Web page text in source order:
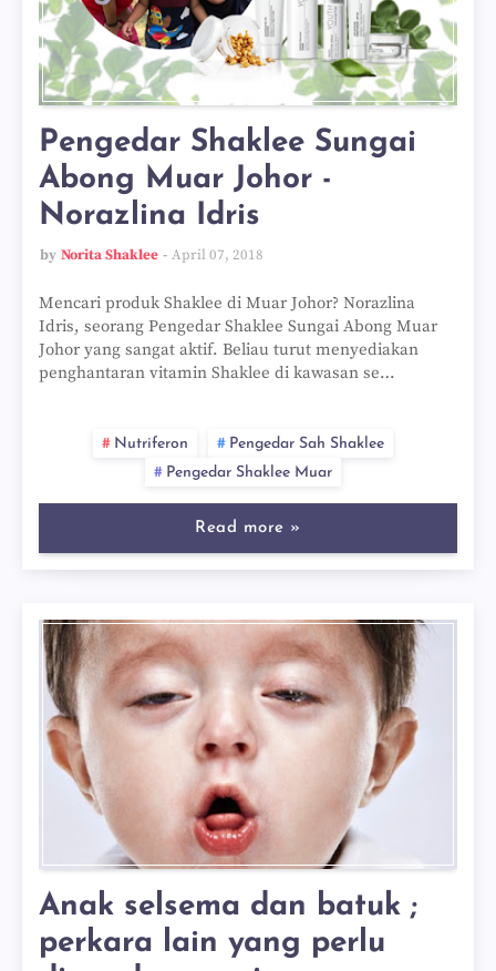
Pengedar Shaklee Sungai
Abong Muar Johor -
Norazlina Idris
by Norita Shaklee April 07, 2018
Mencari produk Shaklee di Muar Johor? Norazlina
Idris, seorang Pengedar Shaklee Sungai Abong Muar
Johor yang sangat aktif. Beliau turut menyediakan
penghantaran vitamin Shaklee di kawasan se…
Nutriferon
Pengedar Sah Shaklee
Pengedar Shaklee Muar
Read more »
Anak selsema dan batuk ;
perkara lain yang perlu